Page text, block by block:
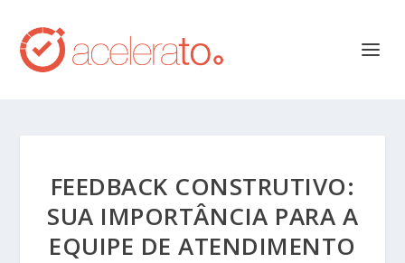
FEEDBACK CONSTRUTIVO:
SUA IMPORTÂNCIA PARA A
EQUIPE DE ATENDIMENTO